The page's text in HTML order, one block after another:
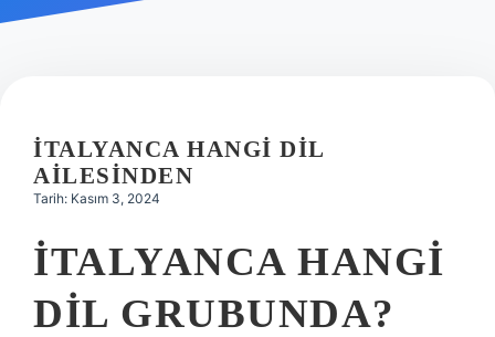
İTALYANCA HANGI DIL
AILESINDEN
Tarih: Kasım 3, 2024
İTALYANCA HANGI
DIL GRUBUNDA?